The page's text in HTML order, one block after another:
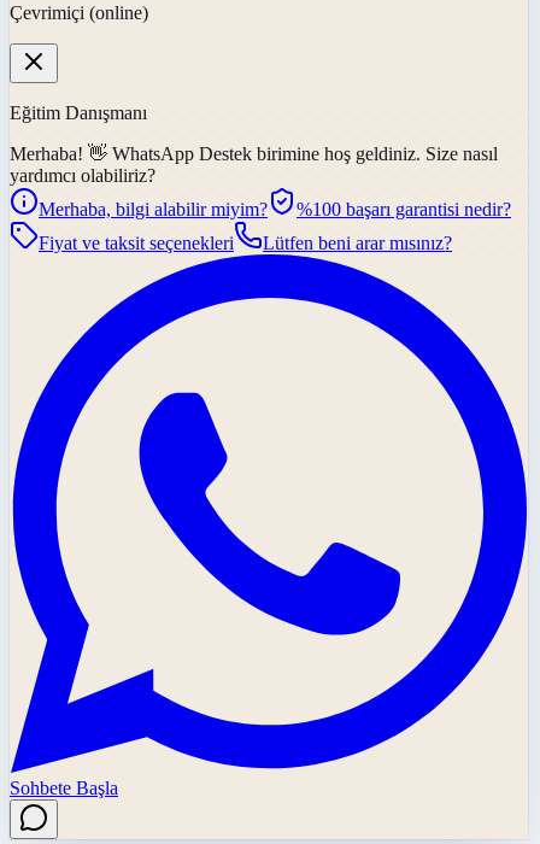
Çevrimiçi (online)
Eğitim Danışmanı
Merhaba! 👋 WhatsApp Destek birimine hoş geldiniz. Size nasıl
yardımcı olabiliriz?
Merhaba, bilgi alabilir miyim?
%100 başarı garantisi nedir?
Fiyat ve taksit seçenekleri
Lütfen beni arar mısınız?
Sohbete Başla